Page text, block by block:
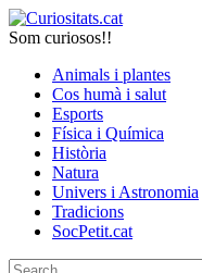
Som curiosos!!
Animals i plantes
Cos humà i salut
Esports
Física i Química
Història
Natura
Univers i Astronomia
Tradicions
SocPetit.cat